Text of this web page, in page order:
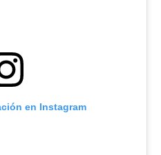
en Instagram